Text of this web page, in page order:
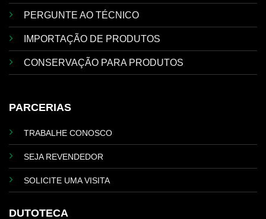
PERGUNTE AO TÉCNICO
IMPORTAÇÃO DE PRODUTOS
CONSERVAÇÃO PARA PRODUTOS
PARCERIAS
TRABALHE CONOSCO
SEJA REVENDEDOR
SOLICITE UMA VISITA
DUTOTECA